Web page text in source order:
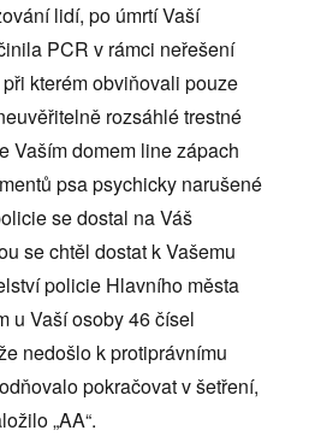
lidí, po úmrtí Vaší
PCR v rámci neřešení
kterém obviňovali pouze
rozsáhlé trestné
Vaším domem line zápach
psa psychicky narušené
se dostal na Váš
se chtěl dostat k Vašemu
policie Hlavního města
u Vaší osoby 46 čísel
nedošlo k protiprávnímu
pokračovat v šetření,
„AA“.